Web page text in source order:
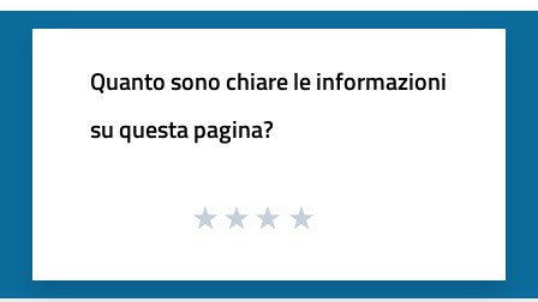
Quanto sono chiare le informazioni
su questa pagina?